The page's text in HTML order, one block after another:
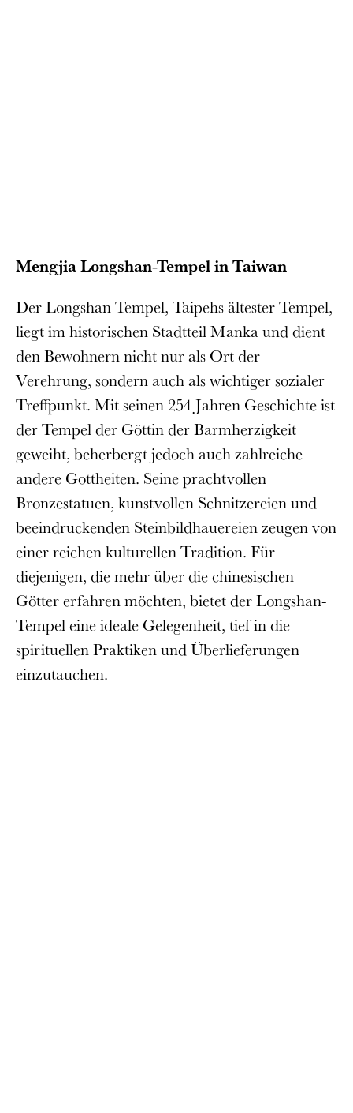
Mengjia Longshan-Tempel in Taiwan
Der Longshan-Tempel, Taipehs ältester Tempel,
liegt im historischen Stadtteil Manka und dient
den Bewohnern nicht nur als Ort der
Verehrung, sondern auch als wichtiger sozialer
Treffpunkt. Mit seinen 254 Jahren Geschichte ist
der Tempel der Göttin der Barmherzigkeit
geweiht, beherbergt jedoch auch zahlreiche
andere Gottheiten. Seine prachtvollen
Bronzestatuen, kunstvollen Schnitzereien und
beeindruckenden Steinbildhauereien zeugen von
einer reichen kulturellen Tradition. Für
diejenigen, die mehr über die chinesischen
Götter erfahren möchten, bietet der Longshan-
Tempel eine ideale Gelegenheit, tief in die
spirituellen Praktiken und Überlieferungen
einzutauchen.